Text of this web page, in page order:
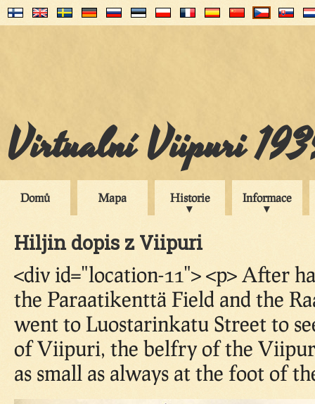
Virtualní Viipuri
Domů Mapa Historie Informace
Hiljin dopis z Viipuri
<div id="location-11"> <p> After
the Paraatikenttä Field and the
went to Luostarinkatu Street to
of Viipuri, the belfry of the
as small as always at the foot of